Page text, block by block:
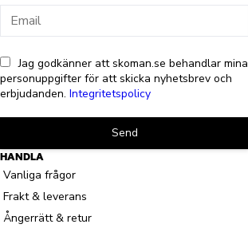
Jag godkänner att skoman.se behandlar mina
personuppgifter för att skicka nyhetsbrev och
erbjudanden. Integritetspolicy
Send
HANDLA
Vanliga frågor
Frakt & leverans
Ångerrätt & retur